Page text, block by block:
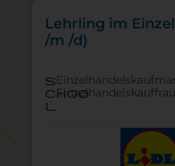
Lehrling im
/m /d)
s
choo
l
Einzelhandelskauffrau